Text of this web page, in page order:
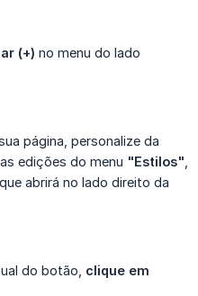
(+) no menu do lado
página, personalize da
edições do menu "Estilos"
que abrirá no lado direito da
do botão, clique em